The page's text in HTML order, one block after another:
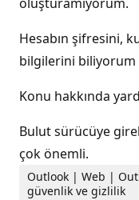
Hesabın şifresini,
bilgilerini
Konu hakkında
Bulut sürücüye
çok önemli.
Outlook | Web |
güvenlik ve gizlilik